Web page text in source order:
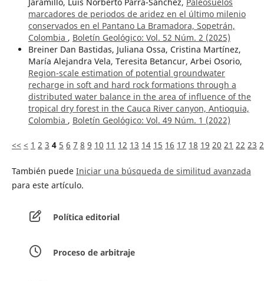
marcadores de periodos de aridez en el último milenio
conservados en el Pantano La Bramadora, Sopetrán,
Colombia , Boletín Geológico: Vol. 52 Núm. 2 (2025)
Breiner Dan Bastidas, Juliana Ossa, Cristina Martínez,
María Alejandra Vela, Teresita Betancur, Arbei Osorio,
Region-scale estimation of potential groundwater
recharge in soft and hard rock formations through a
distributed water balance in the area of influence of the
tropical dry forest in the Cauca River canyon, Antioquia,
Colombia , Boletín Geológico: Vol. 49 Núm. 1 (2022)
<< < 1 2 3 4 5 6 7 8 9 10 11 12 13 14 15 16 17 18 19 20 21 22 23
También puede Iniciar una búsqueda de similitud avanzada
para este artículo.
Política editorial
Proceso de arbitraje